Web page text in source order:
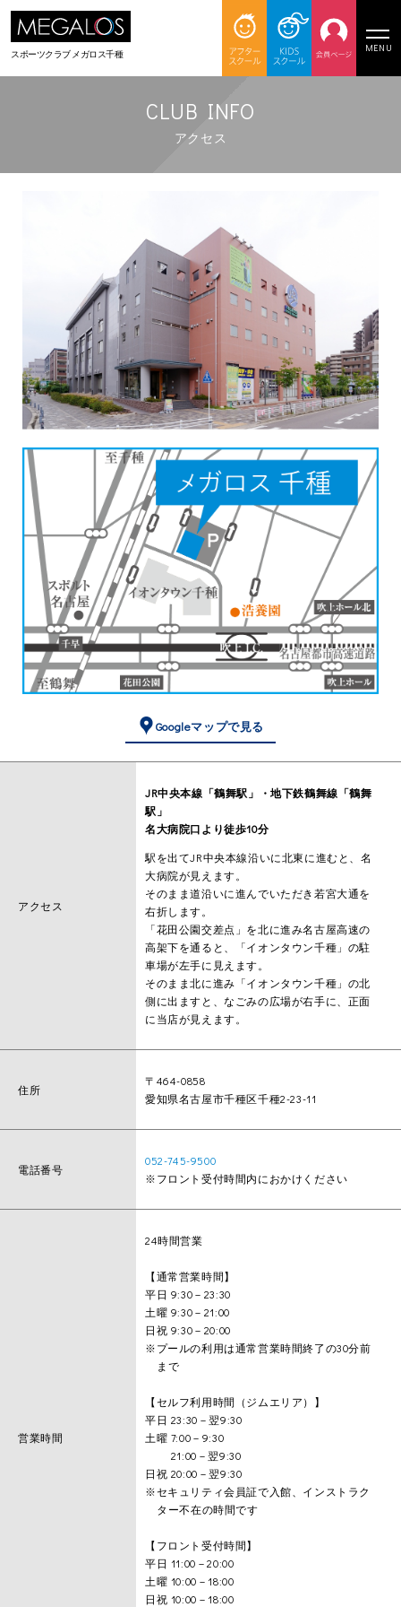
スポーツクラブメガロス千種
MENU
CLUB INFO
アクセス
Googleマップで見る
アクセス
JR中央本線「鶴舞駅」・地下鉄鶴舞線「鶴舞
駅」
名大病院口より徒歩10分
駅を出てJR中央本線沿いに北東に進むと、名
大病院が見えます。
そのまま道沿いに進んでいただき若宮大通を
右折します。
「花田公園交差点」を北に進み名古屋高速の
高架下を通ると、「イオンタウン千種」の駐
車場が左手に見えます。
そのまま北に進み「イオンタウン千種」の北
側に出ますと、なごみの広場が右手に、正面
に当店が見えます。
住所
〒464-0858
愛知県名古屋市千種区千種2-23-11
電話番号
052-745-9500
※フロント受付時間内におかけください
営業時間
24時間営業
【通常営業時間】
平日 9:30－23:30
土曜 9:30－21:00
日祝 9:30－20:00
※プールの利用は通常営業時間終了の30分前
まで
【セルフ利用時間（ジムエリア）】
平日 23:30－翌9:30
土曜 7:00－9:30
21:00－翌9:30
日祝 20:00－翌9:30
※セキュリティ会員証で入館、インストラク
ター不在の時間です
【フロント受付時間】
平日 11:00－20:00
土曜 10:00－18:00
日祝 10:00－18:00